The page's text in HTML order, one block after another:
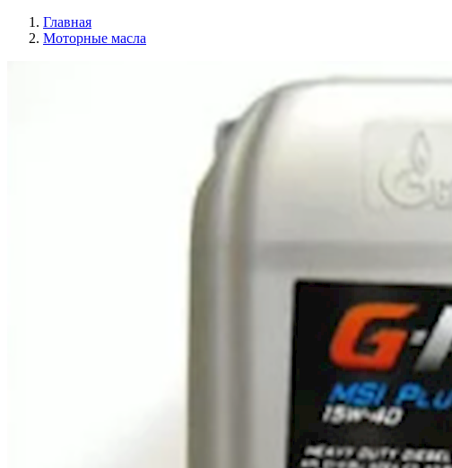
Главная
Моторные масла